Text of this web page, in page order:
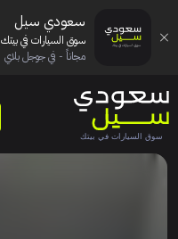
سعودي سيل
سوق السيارات في بيتك
مجاناً - في جوجل بلاي